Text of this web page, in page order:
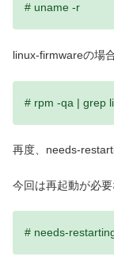
# uname -r
linux-firmwareの場
# rpm -qa | grep
再度、needs-
今回は再起動が必
# needs-